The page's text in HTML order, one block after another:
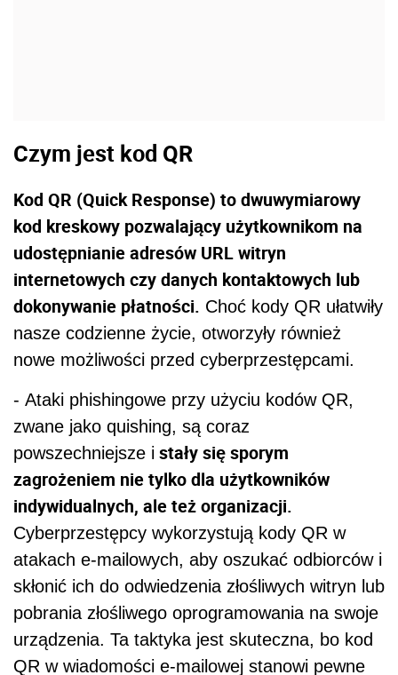
Czym jest kod QR
Kod QR (Quick Response) to dwuwymiarowy
kod kreskowy pozwalający użytkownikom na
udostępnianie adresów URL witryn
internetowych czy danych kontaktowych lub
dokonywanie płatności. Choć kody QR ułatwiły
nasze codzienne życie, otworzyły również
nowe możliwości przed cyberprzestępcami.
- Ataki phishingowe przy użyciu kodów QR,
zwane jako quishing, są coraz
powszechniejsze i stały się sporym
zagrożeniem nie tylko dla użytkowników
indywidualnych, ale też organizacji.
Cyberprzestępcy wykorzystują kody QR w
atakach e-mailowych, aby oszukać odbiorców i
skłonić ich do odwiedzenia złośliwych witryn lub
pobrania złośliwego oprogramowania na swoje
urządzenia. Ta taktyka jest skuteczna, bo kod
QR w wiadomości e-mailowej stanowi pewne